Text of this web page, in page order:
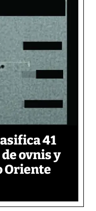
41
ovnis y
Oriente